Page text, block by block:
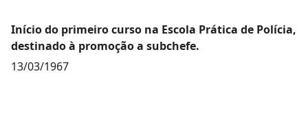
Início do primeiro curso na Escola Prática de Polícia,
destinado à promoção a subchefe.
13/03/1967